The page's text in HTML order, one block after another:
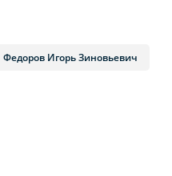
Федоров Игорь Зиновьевич